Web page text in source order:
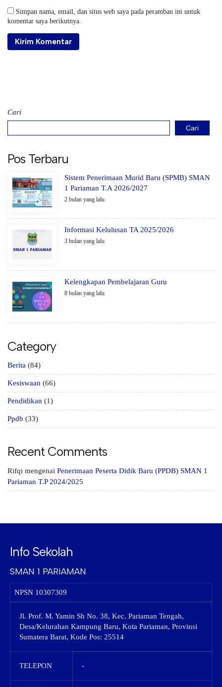
Simpan nama, email, dan situs web saya pada peramban ini untuk
komentar saya berikutnya.
Cari
Cari
Pos Terbaru
Sistem Penerimaan Murid Baru (SPMB) SMAN
1 Pariaman T.A 2026/2027
2 bulan yang lalu
Informasi Kelulusan TA 2025/2026
3 bulan yang lalu
Kelengkapan Pembelajaran Guru
8 bulan yang lalu
Category
Berita (84)
Kesiswaan (66)
Pendidikan (1)
Ppdb (33)
Recent Comments
Rifqi mengenai Penerimaan Peserta Didik Baru (PPDB) SMAN 1
Pariaman T.P 2024/2025
Info Sekolah
SMAN 1 PARIAMAN
NPSN 10307309
Jl. Prof. M. Yamin Sh No. 38, Kec. Pariaman Tengah,
Desa/Kelurahan Kampung Baru, Kota Pariaman, Provinsi
Sumatera Barat, Kode Pos: 25514
TELEPON -